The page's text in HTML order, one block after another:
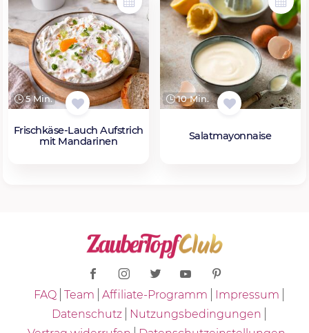
5 Min.
Frischkäse-Lauch Aufstrich
mit Mandarinen
10 Min.
Salatmayonnaise
FAQ Team Affiliate-Programm
Impressum
Datenschutz
Nutzungsbedingungen